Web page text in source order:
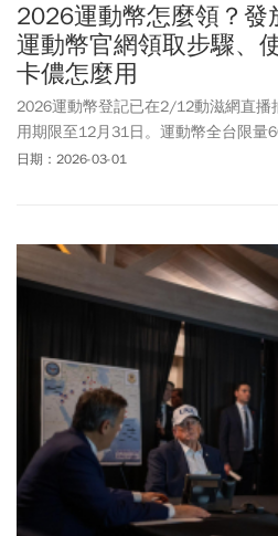
2026運動幣怎麼領？發
運動幣官網領取步驟、
卡儂怎麼用
2026運動幣登記已在2/12動滋網直
用期限至12月31日。運動幣全台限量
麼領、運動裝備能否買、運動幣使用
日期：2026-03-01